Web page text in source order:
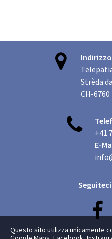

Strèda
CH-6760

+41
E-

Questo sito utilizza unicamente